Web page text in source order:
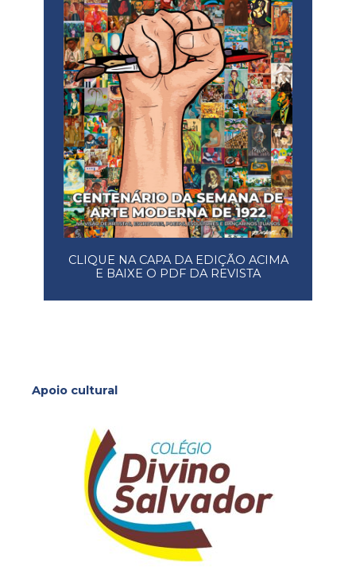
CLIQUE NA CAPA DA EDIÇÃO ACIMA
E BAIXE O PDF DA REVISTA
Apoio cultural